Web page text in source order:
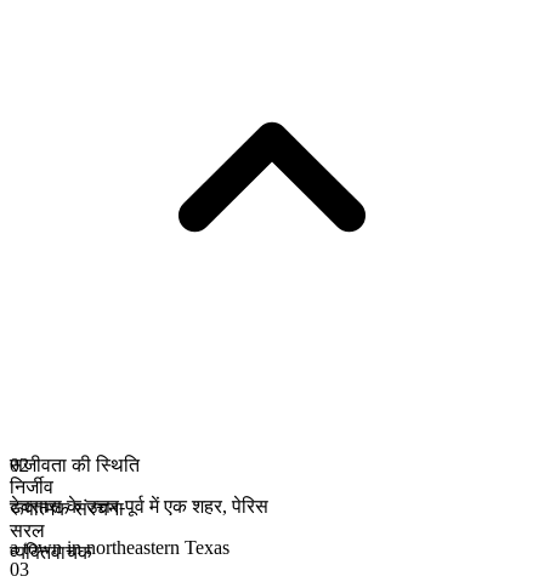
सजीवता की स्थिति
निर्जीव
रूपात्मक संरचना
सरल
व्यक्तिवाचक
02
टेक्सास के उत्तर-पूर्व में एक शहर,पेरिस
a town in northeastern Texas
03